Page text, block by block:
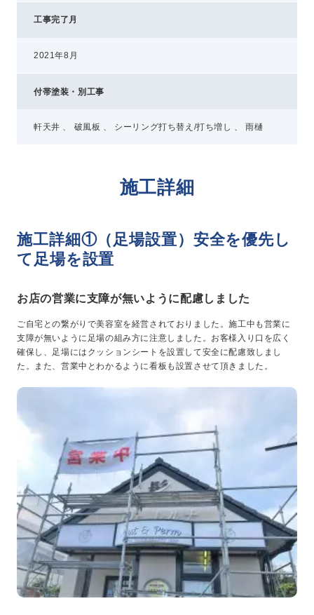
工事完了月
2021年8月
付帯塗装・別工事
軒天井 、 破風板 、 シーリング打ち替え/打ち増し 、 雨樋
施工詳細
施工詳細①（足場設置）安全を優先し
て足場を設置
お店の営業に支障が無いように配慮しました
ご自宅との繋がりで美容室を経営されておりました。施工中も営業に
支障が無いように足場の組み方に注意しました。お客様入り口を広く
確保し、足場にはクッションシートを設置して安全に配慮致しまし
た。また、営業中とわかるように看板も設置させて頂きました。